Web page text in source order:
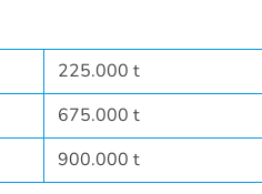
225.000 t
675.000 t
900.000 t